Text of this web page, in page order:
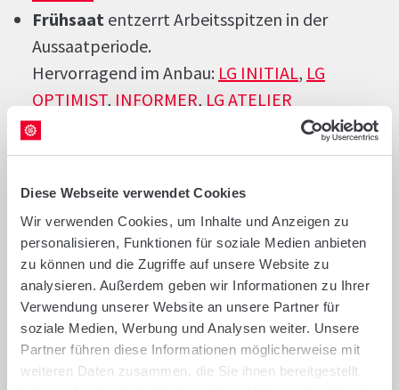
Diese Webseite verwendet Cookies
Wir verwenden Cookies, um Inhalte und Anzeigen zu
personalisieren, Funktionen für soziale Medien anbieten
zu können und die Zugriffe auf unsere Website zu
analysieren. Außerdem geben wir Informationen zu Ihrer
Verwendung unserer Website an unsere Partner für
soziale Medien, Werbung und Analysen weiter. Unsere
Partner führen diese Informationen möglicherweise mit
weiteren Daten zusammen, die Sie ihnen bereitgestellt
Frühsaat entzerrt Arbeitsspitzen in der
Aussaatperiode.
Hervorragend im Anbau: LG INITIAL, LG
OPTIMIST, INFORMER, LG ATELIER
Stoppelweizen
sichert Ertrag auch bei
schwieriger Vorfrucht.
KERMIT
Universelleinsetzbar für mehr Flexibilität in
der Anbauplanung.
Geht immer und überall:INFORMER,LG
OPTIMIST,SPECTRAL,LG KERMIT